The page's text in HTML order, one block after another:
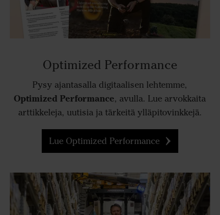
Optimized Performance
Pysy ajantasalla digitaalisen lehtemme,
Optimized Performance, avulla. Lue arvokkaita
arttikkeleja, uutisia ja tärkeitä ylläpitovinkkejä.
Lue Optimized Performance